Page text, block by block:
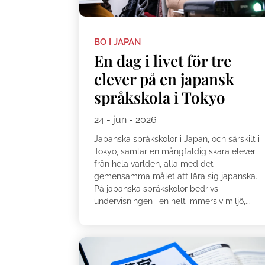
BO I JAPAN
En dag i livet för tre
elever på en japansk
språkskola i Tokyo
24 - jun - 2026
Japanska språkskolor i Japan, och särskilt i
Tokyo, samlar en mångfaldig skara elever
från hela världen, alla med det
gemensamma målet att lära sig japanska.
På japanska språkskolor bedrivs
undervisningen i en helt immersiv miljö,...